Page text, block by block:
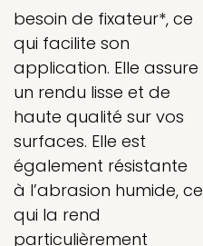
besoin de fixateur*, ce
qui facilite son
application. Elle assure
un rendu lisse et de
haute qualité sur vos
surfaces. Elle est
également résistante
à l’abrasion humide, ce
qui la rend
particulièrement